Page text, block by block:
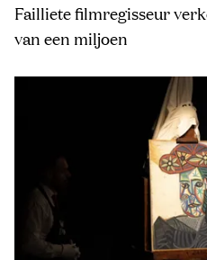
Failliete filmregisseur
van een miljoen